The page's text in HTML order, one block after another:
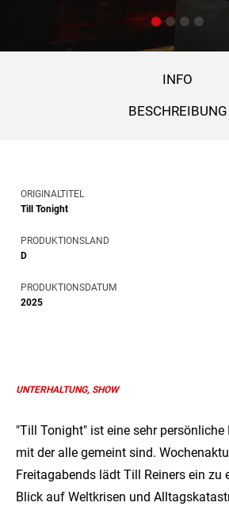
INFO
BESCHREIBUNG
ORIGINALTITEL
Till Tonight
PRODUKTIONSLAND
D
PRODUKTIONSDATUM
2025
UNTERHALTUNG, SHOW
"Till Tonight" ist eine sehr persönliche
mit der alle gemeint sind.
Freitagabends lädt Till Reiners ein zu
Blick auf Weltkrisen und